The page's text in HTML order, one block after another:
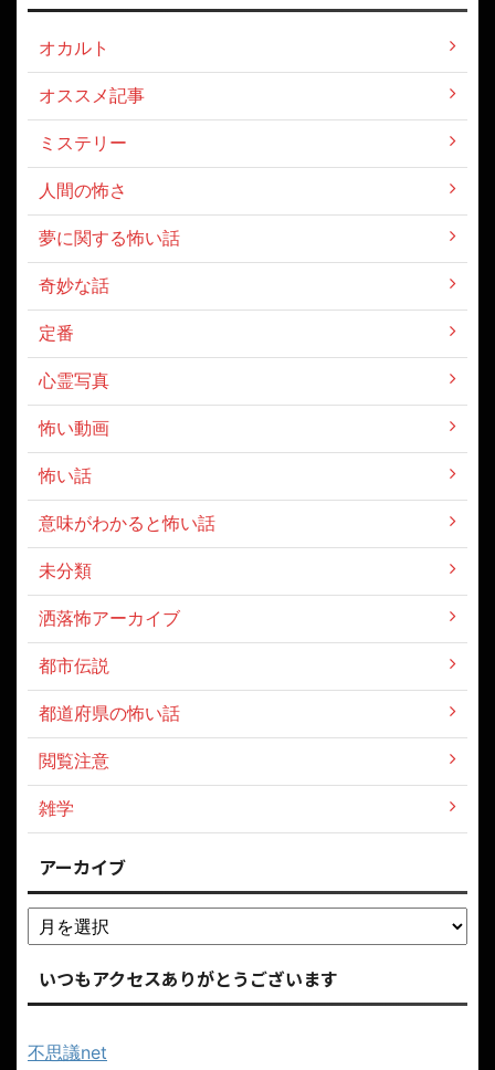
オカルト
オススメ記事
ミステリー
人間の怖さ
夢に関する怖い話
奇妙な話
定番
心霊写真
怖い動画
怖い話
意味がわかると怖い話
未分類
洒落怖アーカイブ
都市伝説
都道府県の怖い話
閲覧注意
雑学
アーカイブ
いつもアクセスありがとうございます
不思議net